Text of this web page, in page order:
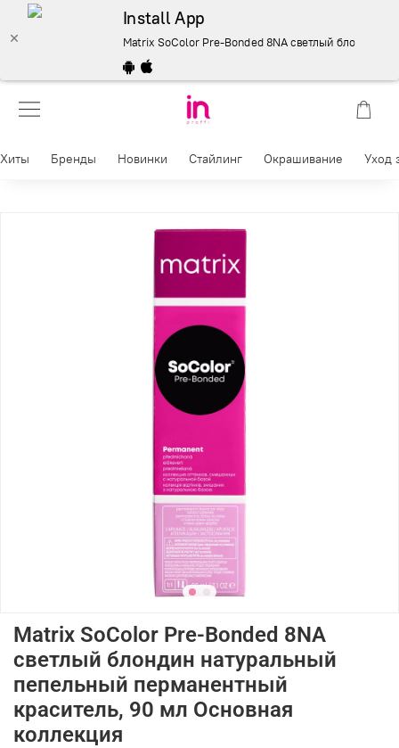
Install App
Matrix SoColor Pre-Bonded 8NA светлый блондин
Хиты Бренды Новинки Стайлинг Окрашивание Уход
Matrix SoColor Pre-Bonded 8NA
светлый блондин натуральный
пепельный перманентный
краситель, 90 мл Основная
коллекция